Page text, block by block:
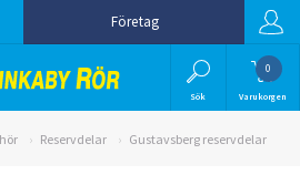
Företag
Sök
0
Varukorgen
Reservdelar Gustavsberg reservdelar